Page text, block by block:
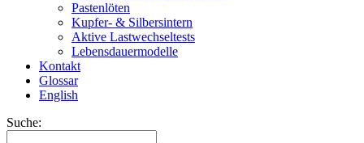
Pastenlöten
Kupfer- & Silbersintern
Aktive Lastwechseltests
Lebensdauermodelle
Kontakt
Glossar
English
Suche: